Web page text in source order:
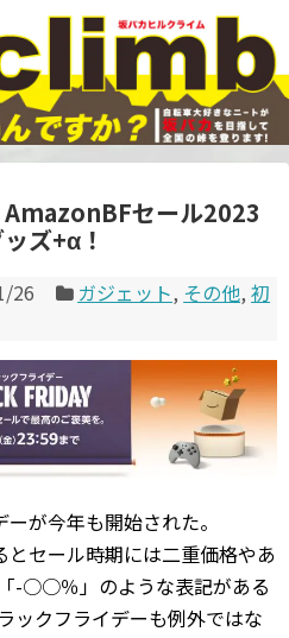
AmazonBFセール2023
ズ+α！
26 ガジェット, その他,初
が今年も開始された。
セール時期には二重価格やあ
-○○％」のような表記がある
ックフライデーも例外ではな